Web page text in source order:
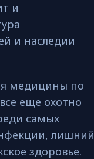
и
и наследии
медицины по
еще охотно
самых
лишний
здоровье.